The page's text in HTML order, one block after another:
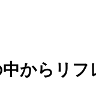
からリフ